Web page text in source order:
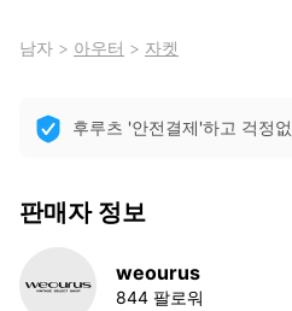
남자 > 아우터 > 자켓
후루츠 '안전결제'하고 걱정
판매자 정보
weourus
844 팔로워